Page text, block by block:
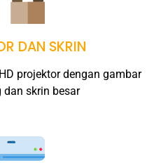
DAN SKRIN
projektor dengan gambar
dan skrin besar